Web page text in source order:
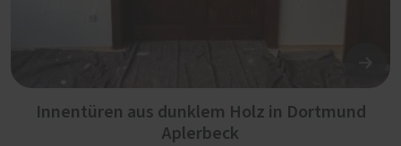
Innentüren aus dunklem Holz in Dortmund
Aplerbeck